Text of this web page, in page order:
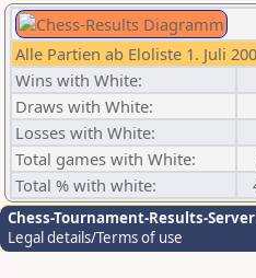
Alle Partien ab Eloliste 1. Juli
Wins with White:
Draws with White:
Losses with White:
Total games with White:
Total % with white:
Chess-Tournament-Results-Server
Legal details/Terms of use